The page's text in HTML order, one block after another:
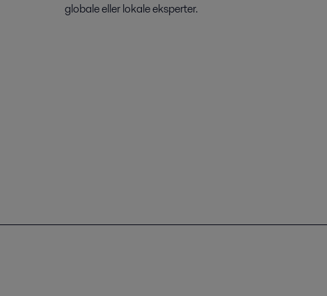
globale eller lokale eksperter.